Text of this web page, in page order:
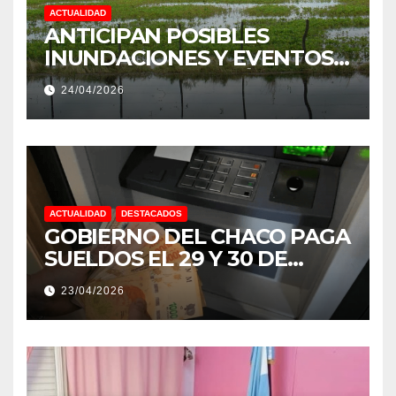
ACTUALIDAD
ANTICIPAN POSIBLES
INUNDACIONES Y EVENTOS
EXTREMOS: “PODRÍA SER UN
NIÑO MUY IMPORTANTE”
24/04/2026
ACTUALIDAD DESTACADOS
GOBIERNO DEL CHACO PAGA
SUELDOS EL 29 Y 30 DE
ABRIL, CON EL 2% DE
AUMENTO
23/04/2026